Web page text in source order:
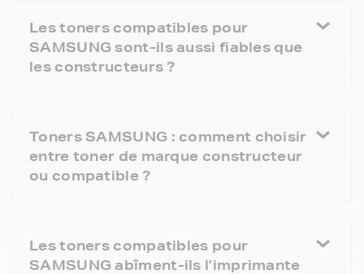
Les toners compatibles pour
SAMSUNG sont-ils aussi fiables que
les constructeurs ?
Toners SAMSUNG : comment choisir
entre toner de marque constructeur
ou compatible ?
Les toners compatibles pour
SAMSUNG abîment-ils l'imprimante